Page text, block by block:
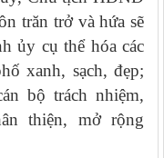
trăn trở và hứa sẽ
ủy cụ thể hóa các
xanh, sạch, đẹp;
bộ trách nhiệm,
thiện, mở rộng